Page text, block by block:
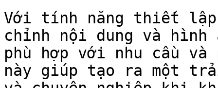
Với tính năng thiết
chỉnh nội dung và hình
phù hợp với nhu cầu và
này giúp tạo ra một